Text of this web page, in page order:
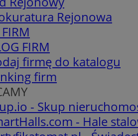
Rejonowa
FIRM
firmę do katalogu
firm
- Skup
- Hale